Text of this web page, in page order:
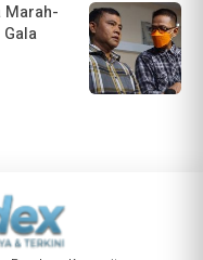
Marah-